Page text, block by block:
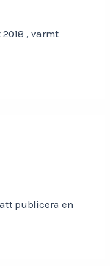
, varmt
publicera en